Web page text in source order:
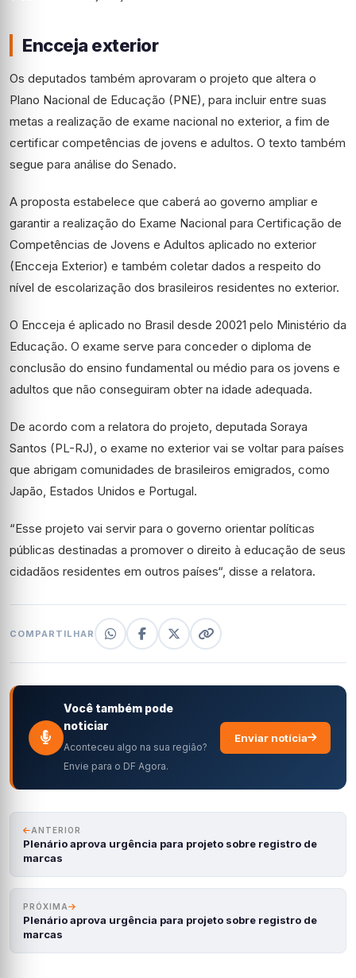
Encceja exterior
Os deputados também aprovaram o projeto que altera o
Plano Nacional de Educação (PNE), para incluir entre suas
metas a realização de exame nacional no exterior, a fim de
certificar competências de jovens e adultos. O texto também
segue para análise do Senado.
A proposta estabelece que caberá ao governo ampliar e
garantir a realização do Exame Nacional para Certificação de
Competências de Jovens e Adultos aplicado no exterior
(Encceja Exterior) e também coletar dados a respeito do
nível de escolarização dos brasileiros residentes no exterior.
O Encceja é aplicado no Brasil desde 20021 pelo Ministério da
Educação. O exame serve para conceder o diploma de
conclusão do ensino fundamental ou médio para os jovens e
adultos que não conseguiram obter na idade adequada.
De acordo com a relatora do projeto, deputada Soraya
Santos (PL-RJ), o exame no exterior vai se voltar para países
que abrigam comunidades de brasileiros emigrados, como
Japão, Estados Unidos e Portugal.
“Esse projeto vai servir para o governo orientar políticas
públicas destinadas a promover o direito à educação de seus
cidadãos residentes em outros países“, disse a relatora.
COMPARTILHAR
Você também pode
noticiar
Aconteceu algo na sua região?
Envie para o DF Agora.
Enviar notícia
ANTERIOR
Plenário aprova urgência para projeto sobre registro de
marcas
PRÓXIMA
Plenário aprova urgência para projeto sobre registro de
marcas